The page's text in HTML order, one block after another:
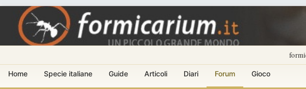
Home Specie italiane Guide Articoli Diari Forum Gioco